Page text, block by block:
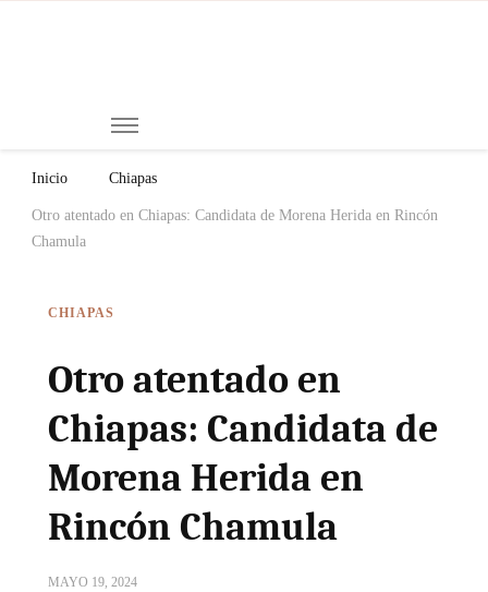
Inicio Chiapas
Otro atentado en Chiapas: Candidata de Morena Herida en Rincón
Chamula
CHIAPAS
Otro atentado en
Chiapas: Candidata de
Morena Herida en
Rincón Chamula
MAYO 19, 2024